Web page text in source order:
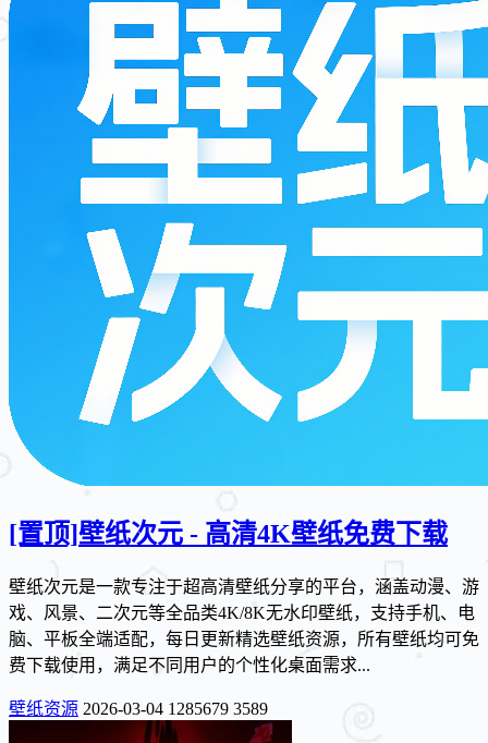
[置顶]壁纸次元 - 高清4K壁纸免费下载
壁纸次元是一款专注于超高清壁纸分享的平台，涵盖动漫、游
戏、风景、二次元等全品类4K/8K无水印壁纸，支持手机、电
脑、平板全端适配，每日更新精选壁纸资源，所有壁纸均可免
费下载使用，满足不同用户的个性化桌面需求...
壁纸资源 2026-03-04 1285679 3589